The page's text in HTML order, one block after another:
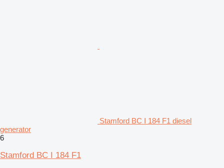
Stamford BC I 184 F1 diesel
generator
6
Stamford BC I 184 F1